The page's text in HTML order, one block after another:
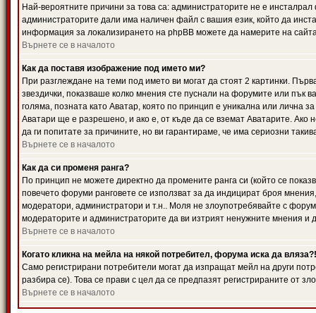
Най-вероятните причини за това са: администраторите не е
администраторите дали има наличен файл с вашия език, който да
информация за локализирането на phpBB можете да намерите на
Върнете се в началото
Как да поставя изображение под името ми?
При разглеждане на теми под името ви могат да стоят 2 картинки.
звездички, показваше колко мнения сте пуснали на форумите или пък
голяма, позната като Аватар, която по принцип е уникална или лична
Аватари ще е разрешено, и ако е, от къде да се вземат Аватарите.
да ги попитате за причините, но ви гарантираме, че има сериозни
Върнете се в началото
Как да си променя ранга?
По принцип не можете директно да промените ранга си (който се
повечето форуми ранговете се използват за да индицират броя
модератори, администратори и т.н.. Моля не злоупотребявайте с
модераторите и администраторите да ви изтрият ненужните мнения и
Върнете се в началото
Когато кликна на мейла на някой потребител, форума иска да вляза?!
Само регистрирани потребители могат да изпращат мейл на други
разбира се). Това се прави с цел да се предпазят регистрираните от
Върнете се в началото